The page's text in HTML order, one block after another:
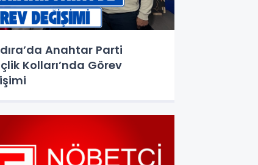
Anahtar Parti
Kolları’nda Görev